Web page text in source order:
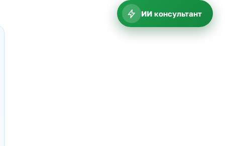
ИИ консультант